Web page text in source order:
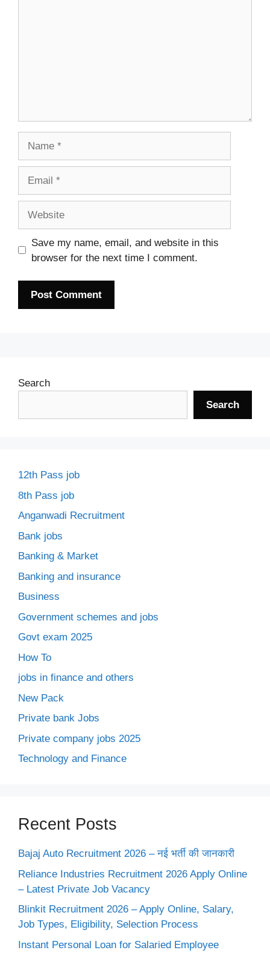
Save my name, email, and website in this
browser for the next time I comment.
Search
Search
12th Pass job
8th Pass job
Anganwadi Recruitment
Bank jobs
Banking & Market
Banking and insurance
Business
Government schemes and jobs
Govt exam 2025
How To
jobs in finance and others
New Pack
Private bank Jobs
Private company jobs 2025
Technology and Finance
Recent Posts
Bajaj Auto Recruitment 2026 – नई भर्ती की जानकारी
Reliance Industries Recruitment 2026 Apply Online
– Latest Private Job Vacancy
Blinkit Recruitment 2026 – Apply Online, Salary,
Job Types, Eligibility, Selection Process
Instant Personal Loan for Salaried Employee